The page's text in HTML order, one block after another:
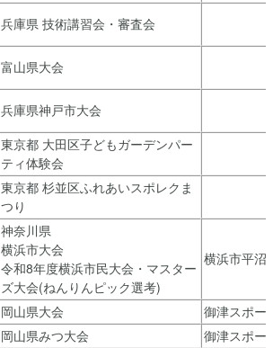
兵庫県 技術講習会・審査会
富山県大会
兵庫県神戸市大会
東京都 大田区子どもガーデンパー
ティ体験会
東京都 杉並区ふれあいスポレクま
つり
神奈川県
横浜市大会
令和8年度横浜市民大会・マスター
ズ大会(ねんりんピック選考)
横浜市平沼
岡山県大会
御津スポー
岡山県みつ大会 御津スポー